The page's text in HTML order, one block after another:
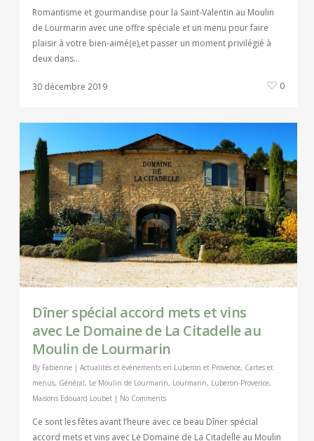
Romantisme et gourmandise pour la Saint-Valentin au Moulin
de Lourmarin avec une offre spéciale et un menu pour faire
plaisir à votre bien-aimé(e),et passer un moment privilégié à
deux dans…
30 décembre 2019 0
Dîner spécial accord mets et vins
avec Le Domaine de La Citadelle au
Moulin de Lourmarin
By Fabienne | Actualités et évènements en Luberon et Provence, Cartes et
menus, Général, Le Moulin de Lourmarin, Lourmarin, Luberon-Provence,
Maisons Edouard Loubet | No Comments
Ce sont les fêtes avant l’heure avec ce beau Dîner spécial
accord mets et vins avec Le Domaine de La Citadelle au Moulin